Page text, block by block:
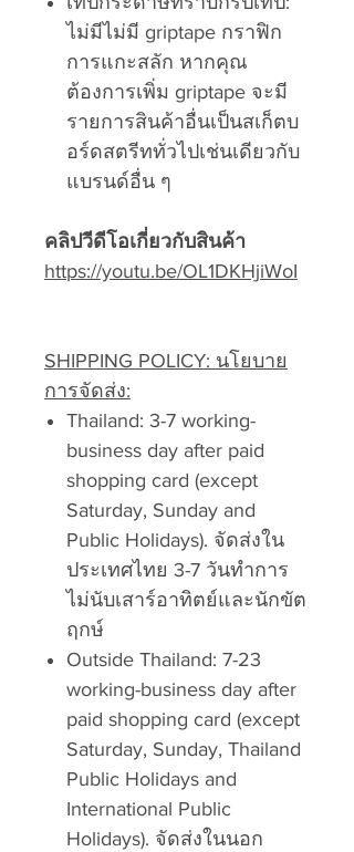
ไม่มีไม่มี griptape กราฟิก
การแกะสลัก หากคุณ
ต้องการเพิ่ม griptape จะมี
รายการสินค้าอื่นเป็นสเก็ตบ
อร์ดสตรีททั่วไปเช่นเดียวกับ
แบรนด์อื่น ๆ
คลิปวีดีโอเกี่ยวกับสินค้า
https://youtu.be/OL1DKHjiWoI
SHIPPING POLICY: นโยบาย
การจัดส่ง:
Thailand: 3-7 working-
business day after paid
shopping card (except
Saturday, Sunday and
Public Holidays). จัดส่งใน
ประเทศไทย 3-7 วันทำการ
ไม่นับเสาร์อาทิตย์และนักขัต
ฤกษ์
Outside Thailand: 7-23
working-business day after
paid shopping card (except
Saturday, Sunday, Thailand
Public Holidays and
International Public
Holidays). จัดส่งในนอก